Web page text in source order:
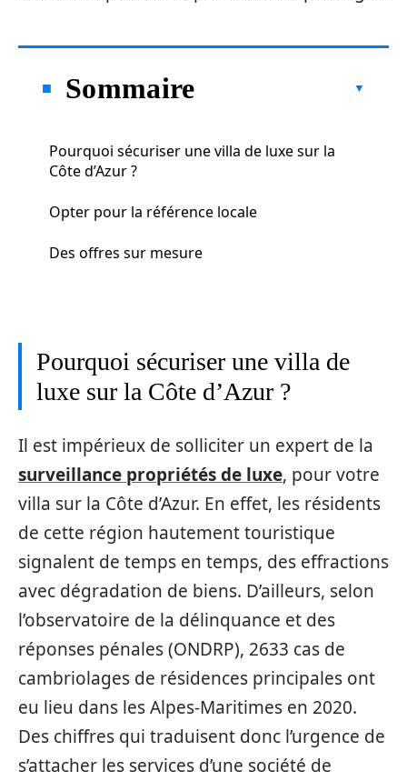
Sommaire
Pourquoi sécuriser une villa de luxe sur la
Côte d’Azur ?
Opter pour la référence locale
Des offres sur mesure
Pourquoi sécuriser une villa de
luxe sur la Côte d’Azur ?
Il est impérieux de solliciter un expert de la
surveillance propriétés de luxe, pour votre
villa sur la Côte d’Azur. En effet, les résidents
de cette région hautement touristique
signalent de temps en temps, des effractions
avec dégradation de biens. D’ailleurs, selon
l’observatoire de la délinquance et des
réponses pénales (ONDRP), 2633 cas de
cambriolages de résidences principales ont
eu lieu dans les Alpes-Maritimes en 2020.
Des chiffres qui traduisent donc l’urgence de
s’attacher les services d’une société de